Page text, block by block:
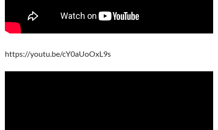
https://youtu.be/cY0aUoOxL9s